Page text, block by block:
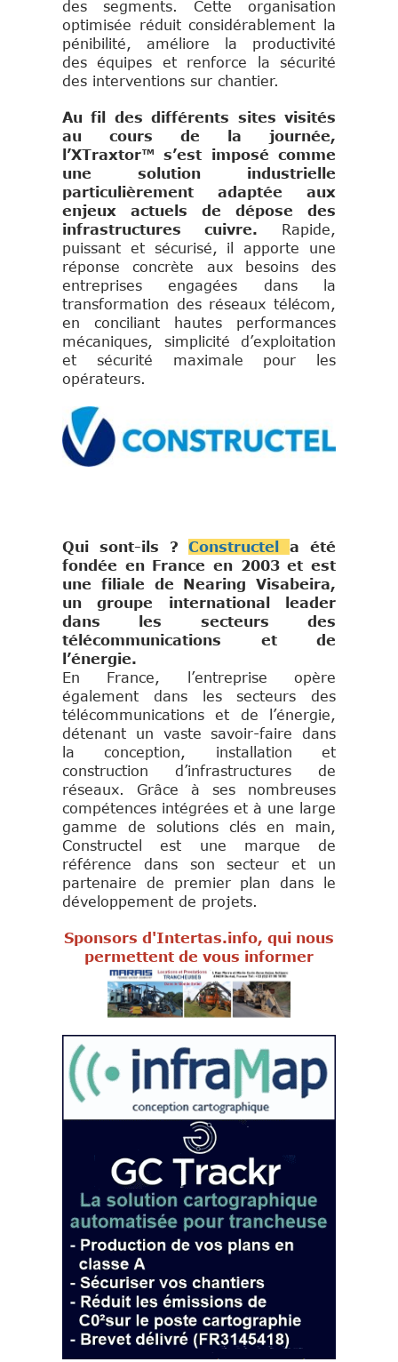
des segments. Cette organisation
optimisée réduit considérablement la
pénibilité, améliore la productivité
des équipes et renforce la sécurité
des interventions sur chantier.
Au fil des différents sites visités
au cours de la journée,
l’XTraxtor™ s’est imposé comme
une solution industrielle
particulièrement adaptée aux
enjeux actuels de dépose des
infrastructures cuivre. Rapide,
puissant et sécurisé, il apporte une
réponse concrète aux besoins des
entreprises engagées dans la
transformation des réseaux télécom,
en conciliant hautes performances
mécaniques, simplicité d’exploitation
et sécurité maximale pour les
opérateurs.
Qui sont-ils ?Constructela été
fondée en France en 2003 et est
une filiale de Nearing Visabeira,
un groupe international leader
dans les secteurs des
télécommunications et de
l’énergie.
En France, l’entreprise opère
également dans les secteurs des
télécommunications et de l’énergie,
détenant un vaste savoir-faire dans
la conception, installation et
construction d’infrastructures de
réseaux. Grâce à ses nombreuses
compétences intégrées et à une large
gamme de solutions clés en main,
Constructel est une marque de
référence dans son secteur et un
partenaire de premier plan dans le
développement de projets.
Sponsors d'Intertas.info, qui nous
permettent de vous informer